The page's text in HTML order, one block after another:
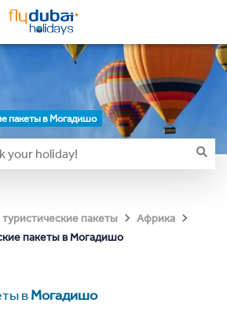
пакеты в Могадишо
пакеты
Африка
пакеты в Могадишо
вМогадишо